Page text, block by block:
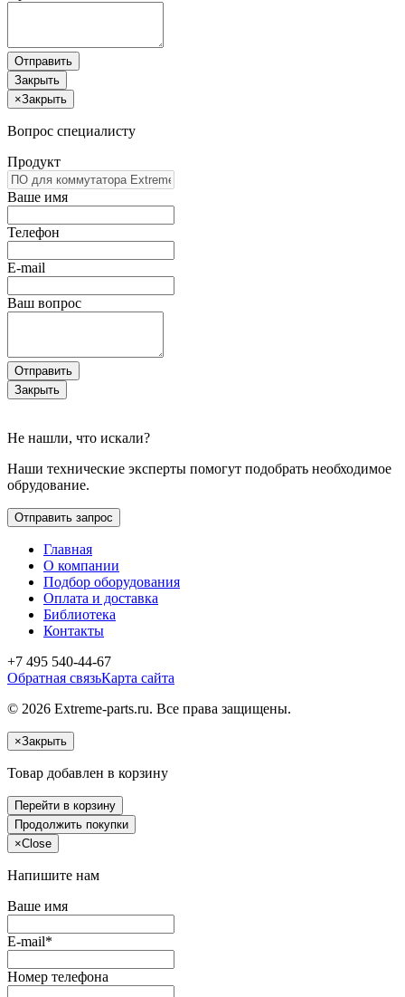
Отправить
Закрыть
×Закрыть
Вопрос специалисту
Продукт
Ваше имя
Телефон
E-mail
Ваш вопрос
Отправить
Закрыть
Не нашли, что искали?
Наши технические эксперты помогут подобрать необходимое
обрудование.
Отправить запрос
Главная
О компании
Подбор оборудования
Оплата и доставка
Библиотека
Контакты
+7 495 540-44-67
Обратная связьКарта сайта
© 2026 Extreme-parts.ru. Все права защищены.
×Закрыть
Товар добавлен в корзину
Перейти в корзину
Продолжить покупки
×Close
Напишите нам
Ваше имя
E-mail*
Номер телефона